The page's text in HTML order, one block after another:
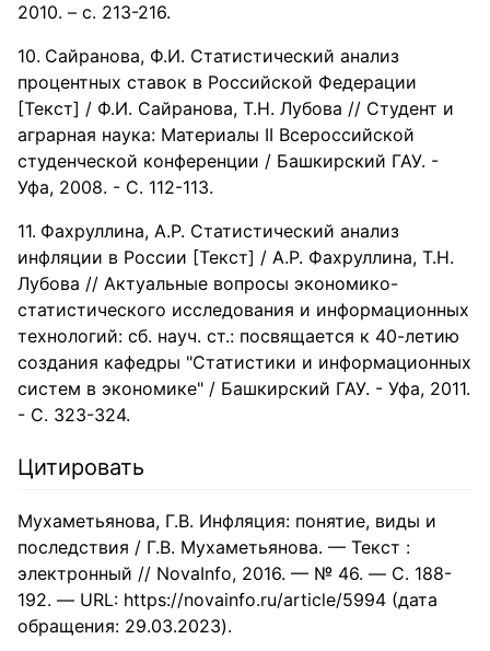
2010. – с. 213-216.
Сайранова, Ф.И. Статистический анализ
процентных ставок в Российской Федерации
[Текст] / Ф.И. Сайранова, Т.Н. Лубова // Студент и
аграрная наука: Материалы II Всероссийской
студенческой конференции / Башкирский ГАУ. -
Уфа, 2008. - С. 112-113.
Фахруллина, А.Р. Статистический анализ
инфляции в России [Текст] / А.Р. Фахруллина, Т.Н.
Лубова // Актуальные вопросы экономико-
статистического исследования и информационных
технологий: сб. науч. ст.: посвящается к 40-летию
создания кафедры "Статистики и информационных
систем в экономике" / Башкирский ГАУ. - Уфа, 2011.
- С. 323-324.
Цитировать
Мухаметьянова, Г.В. Инфляция: понятие, виды и
последствия / Г.В. Мухаметьянова. — Текст :
электронный // NovaInfo, 2016. — № 46. — С. 188-
192. — URL: https://novainfo.ru/article/5994 (дата
обращения: 29.03.2023).